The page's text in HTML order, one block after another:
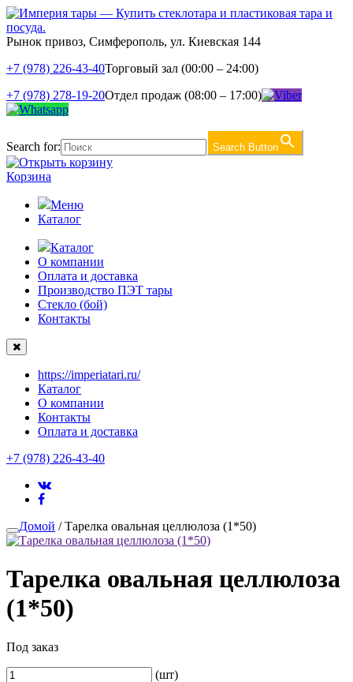
Рынок привоз, Симферополь, ул. Киевская 144
+7 (978) 226-43-40Торговый зал (00:00 – 24:00)
+7 (978) 278-19-20Отдел продаж (08:00 – 17:00)
Search for: Search Button
Корзина
Меню
Каталог
Каталог
О компании
Оплата и доставка
Производство ПЭТ тары
Стекло (бой)
Контакты
https://imperiatari.ru/
Каталог
О компании
Контакты
Оплата и доставка
+7 (978) 226-43-40
Домой / Тарелка овальная целлюлоза (1*50)
Тарелка овальная целлюлоза
(1*50)
Под заказ
(шт)